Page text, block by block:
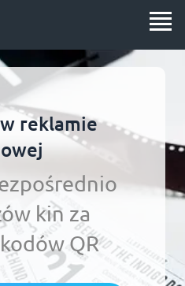
reklamie
kin za
QR